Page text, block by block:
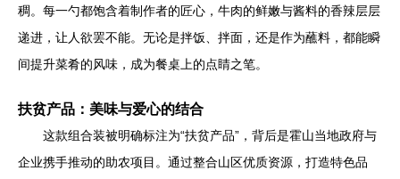
稠。每一勺都饱含着制作者的匠心，牛肉的鲜嫩与酱料的香辣层层
递进，让人欲罢不能。无论是拌饭、拌面，还是作为蘸料，都能瞬
间提升菜肴的风味，成为餐桌上的点睛之笔。
扶贫产品：美味与爱心的结合
这款组合装被明确标注为“扶贫产品”，背后是霍山当地政府与
企业携手推动的助农项目。通过整合山区优质资源，打造特色品